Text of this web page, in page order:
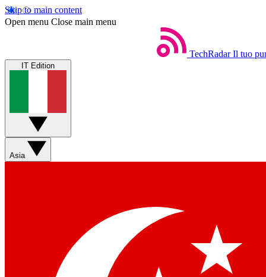
Skip to main content
Open menu Close main menu
TechRadar Il tuo
IT Edition
Asia